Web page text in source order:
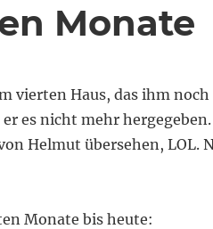
Monate
vierten Haus, das ihm
es nicht mehr
Helmut übersehen, LOL.
Monate bis heute: